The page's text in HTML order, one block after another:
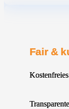
Fair &